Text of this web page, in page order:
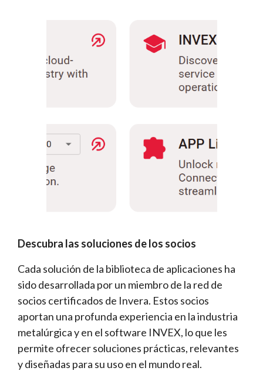
Descubra las soluciones de los socios
Cada solución de la biblioteca de aplicaciones ha
sido desarrollada por un miembro de la red de
socios certificados de Invera. Estos socios
aportan una profunda experiencia en la industria
metalúrgica y en el software INVEX, lo que les
permite ofrecer soluciones prácticas, relevantes
y diseñadas para su uso en el mundo real.